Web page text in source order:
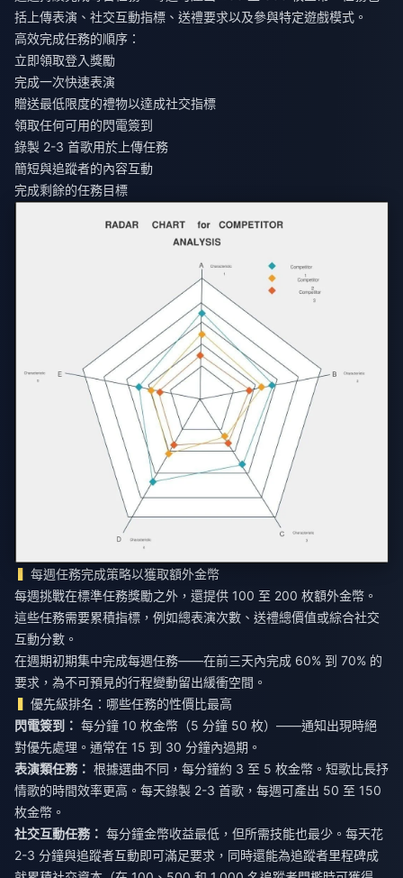
括上傳表演、社交互動指標、送禮要求以及參與特定遊戲模式。
高效完成任務的順序：
立即領取登入獎勵
完成一次快速表演
贈送最低限度的禮物以達成社交指標
領取任何可用的閃電簽到
錄製 2-3 首歌用於上傳任務
簡短與追蹤者的內容互動
完成剩餘的任務目標
每週任務完成策略以獲取額外金幣
每週挑戰在標準任務獎勵之外，還提供 100 至 200 枚額外金幣。
這些任務需要累積指標，例如總表演次數、送禮總價值或綜合社交
互動分數。
在週期初期集中完成每週任務——在前三天內完成 60% 到 70% 的
要求，為不可預見的行程變動留出緩衝空間。
優先級排名：哪些任務的性價比最高
閃電簽到： 每分鐘 10 枚金幣（5 分鐘 50 枚）——通知出現時絕
對優先處理。通常在 15 到 30 分鐘內過期。
表演類任務： 根據選曲不同，每分鐘約 3 至 5 枚金幣。短歌比長抒
情歌的時間效率更高。每天錄製 2-3 首歌，每週可產出 50 至 150
枚金幣。
社交互動任務： 每分鐘金幣收益最低，但所需技能也最少。每天花
2-3 分鐘與追蹤者互動即可滿足要求，同時還能為追蹤者里程碑成